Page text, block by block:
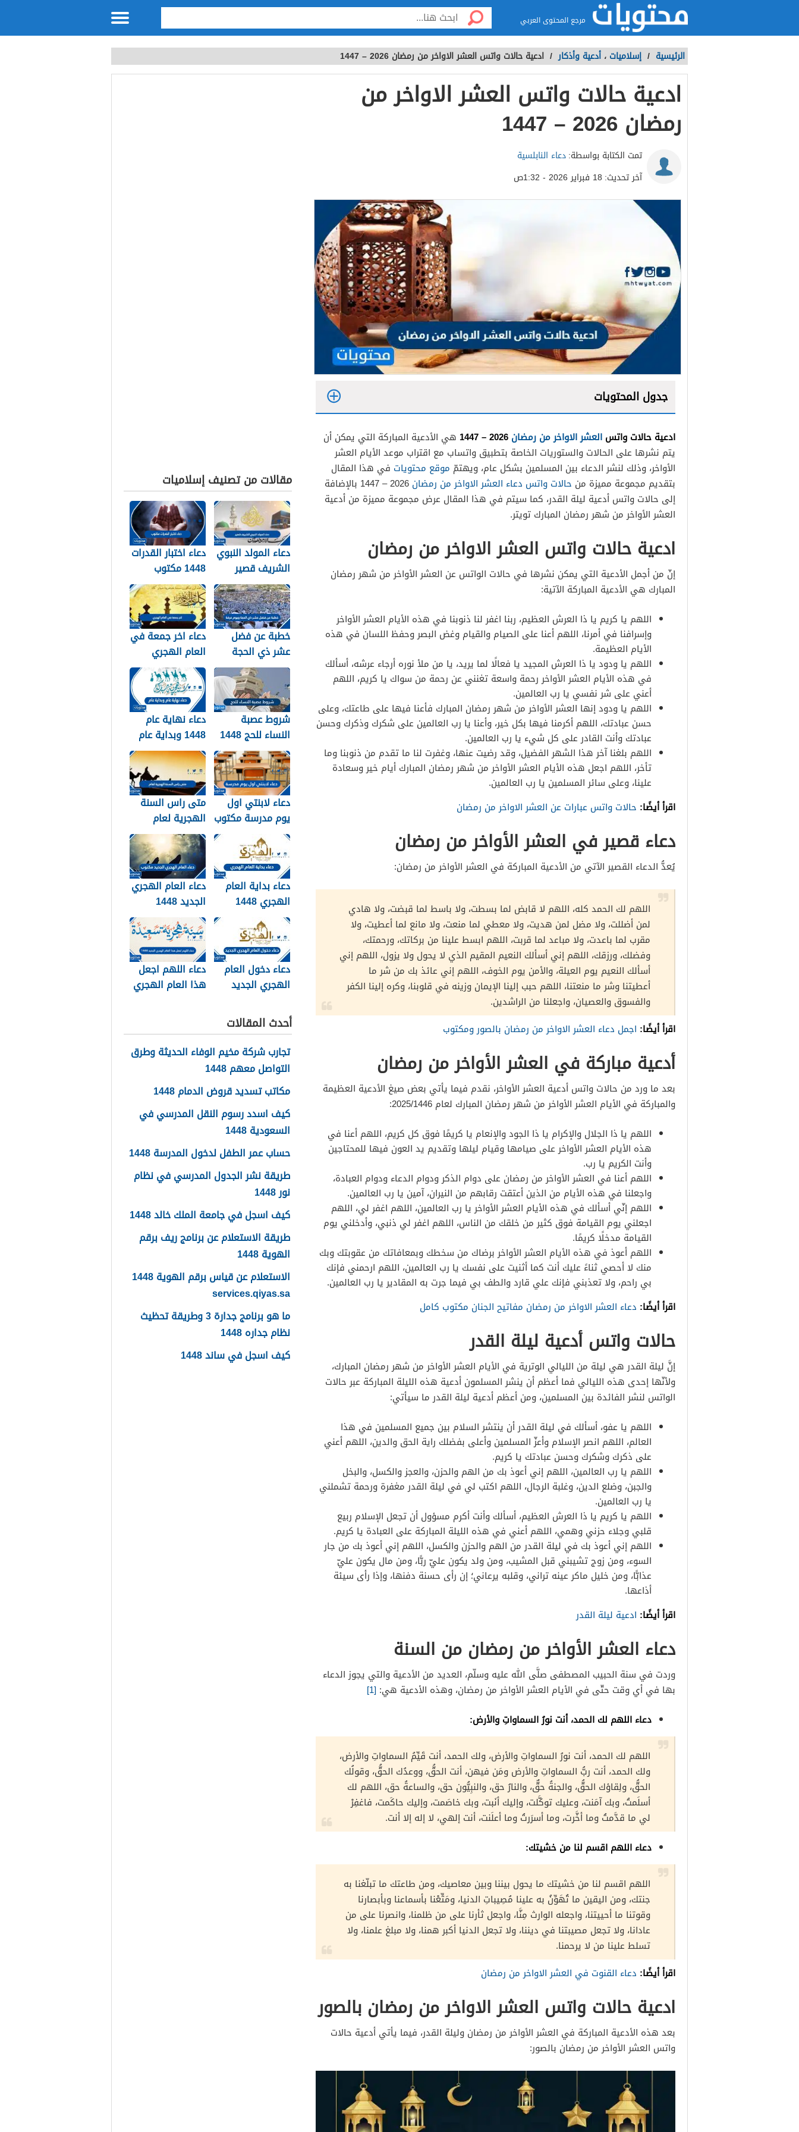
مرجع المحتوى العربي
الرئيسية / إسلاميات ، أدعية وأذكار / ادعية حالات واتس العشر الاواخر من رمضان 2026 – 1447
ادعية حالات واتس العشر الاواخر من
رمضان 2026 – 1447
تمت الكتابة بواسطة:دعاء النابلسية
آخر تحديث: 18 فبراير 2026 - 1:32ص
جدول المحتويات
ادعية حالات واتس العشر الاواخر من رمضان
هي الأدعية المباركة التي يمكن أن
يتم نشرها على الحالات والستوريات الخاصة بتطبيق واتساب مع اقتراب موعد الأيام العشر
الأواخر، وذلك لنشر الدعاء بين المسلمين بشكل عام، ويهتمّ موقع محتويات في هذا المقال
بتقديم مجموعة مميزة من حالات واتس دعاء العشر الاواخر من رمضان
2026 – 1447 بالإضافة
إلى حالات واتس أدعية ليلة القدر، كما سيتم في هذا المقال عرض مجموعة مميزة من أدعية
العشر الأواخر من شهر رمضان المبارك تويتر.
ادعية حالات واتس العشر الاواخر من رمضان
إنّ من أجمل الأدعية التي يمكن نشرها في حالات الواتس عن العشر الأواخر من شهر رمضان
المبارك هي الأدعية المباركة الآتية:
اللهم يا كريم يا ذا العرش العظيم، ربنا اغفر لنا ذنوبنا في هذه الأيام العشر الأواخر
وإسرافنا في أمرنا، اللهم أعنا على الصيام والقيام وغض البصر وحفظ اللسان في هذه
الأيام العظيمة.
اللهم يا ودود يا ذا العرش المجيد يا فعالًا لما يريد، يا من ملأ نوره أرجاء عرشه، أسألك
في هذه الأيام العشر الأواخر رحمة واسعة تغنني عن رحمة من سواك يا كريم، اللهم
أعني على شر نفسي يا رب العالمين.
اللهم يا ودود إنها العشر الأواخر من شهر رمضان المبارك فأعنا فيها على طاعتك، وعلى
حسن عبادتك، اللهم أكرمنا فيها بكل خير، وأعنا يا رب العالمين على شكرك وذكرك وحسن
عبادتك وأنت القادر على كل شيء يا رب العالمين.
اللهم بلغنا آخر هذا الشهر الفضيل، وقد رضيت عنها، وغفرت لنا ما تقدم من ذنوبنا وما
تأخر، اللهم اجعل هذه الأيام العشر الأواخر من شهر رمضان المبارك أيام خير وسعادة
علينا، وعلى سائر المسلمين يا رب العالمين.
اقرأ أيضًا: حالات واتس عبارات عن العشر الاواخر من رمضان
دعاء قصير في العشر الأواخر من رمضان
يُعدُّ الدعاء القصير الآتي من الأدعية المباركة في العشر الأواخر من رمضان:
اللهم لك الحمد كله، اللهم لا قابض لما بسطت، ولا باسط لما قبضت، ولا هادي
لمن أضللت، ولا مضل لمن هديت، ولا معطي لما منعت، ولا مانع لما أعطيت، ولا
مقرب لما باعدت، ولا مباعد لما قربت، اللهم ابسط علينا من بركاتك، ورحمتك،
وفضلك، ورزقك، اللهم إني أسألك النعيم المقيم الذي لا يحول ولا يزول، اللهم إني
أسألك النعيم يوم العيلة، والأمن يوم الخوف، اللهم إني عائذ بك من شر ما
أعطيتنا وشر ما منعتنا، اللهم حبب إلينا الإيمان وزينه في قلوبنا، وكره إلينا الكفر
والفسوق والعصيان، واجعلنا من الراشدين.
اقرأ أيضًا: اجمل دعاء العشر الاواخر من رمضان بالصور ومكتوب
أدعية مباركة في العشر الأواخر من رمضان
بعد ما ورد من حالات واتس أدعية العشر الأواخر، نقدم فيما يأتي بعض صيغ الأدعية العظيمة
والمباركة في الأيام العشر الأواخر من شهر رمضان المبارك لعام 2025/1446:
اللهم يا ذا الجلال والإكرام يا ذا الجود والإنعام يا كريمًا فوق كل كريم، اللهم أعنا في
هذه الأيام العشر الأواخر على صيامها وقيام ليلها وتقديم يد العون فيها للمحتاجين
وأنت الكريم يا رب.
اللهم أعنا في العشر الأواخر من رمضان على دوام الذكر ودوام الدعاء ودوام العبادة،
واجعلنا في هذه الأيام من الذين أعتقت رقابهم من النيران، آمين يا رب العالمين.
اللهم إنّي أسألك في هذه الأيام العشر الأواخر يا رب العالمين، اللهم اغفر لي، اللهم
اجعلني يوم القيامة فوق كثير من خلقك من الناس، اللهم اغفر لي ذنبي، وأدخلني يوم
القيامة مدخلًا كريمًا.
اللهم أعوذ في هذه الأيام العشر الأواخر برضاك من سخطك وبمعافاتك من عقوبتك وبك
منك لا أحصي ثناءً عليك أنت كما أثنيت على نفسك يا رب العالمين، اللهم ارحمني فإنك
بي راحم، ولا تعذبني فإنك علي قارد والطف بي فيما جرت به المقادير يا رب العالمين.
اقرأ أيضًا: دعاء العشر الاواخر من رمضان مفاتيح الجنان مكتوب كامل
حالات واتس أدعية ليلة القدر
إنَّ ليلة القدر هي ليلة من الليالي الوترية في الأيام العشر الأواخر من شهر رمضان المبارك،
ولأنّها إحدى هذه الليالي فما أعظم أن ينشر المسلمون أدعية هذه الليلة المباركة عبر حالات
الواتس لنشر الفائدة بين المسلمين، ومن أعظم أدعية ليلة القدر ما سيأتي:
اللهم يا عفو، أسألك في ليلة القدر أن ينتشر السلام بين جميع المسلمين في هذا
العالم، اللهم انصر الإسلام وأعزّ المسلمين وأعلى بفضلك راية الحق والدين، اللهم أعني
على ذكرك وشكرك وحسن عبادتك يا كريم.
اللهم يا رب العالمين، اللهم إني أعوذ بك من الهم والحزن، والعجز والكسل، والبخل
والجبن، وضلع الدين، وغلبة الرجال، اللهم اكتب لي في ليلة القدر مغفرة ورحمة تشملني
يا رب العالمين.
اللهم يا كريم يا ذا العرش العظيم، أسألك وأنت أكرم مسؤول أن تجعل الإسلام ربيع
قلبي وجلاء حزني وهمي، اللهم أعني في هذه الليلة المباركة على العبادة يا كريم.
اللهم إني أعوذ بك في ليلة القدر من الهم والحزن والكسل، اللهم إني أعوذ بك من جار
السوء، ومن زوج تشيبني قبل المشيب، ومن ولد يكون عليّ ربًّا، ومن مال يكون عليّ
عذابًّا، ومن خليل ماكر عينه تراني، وقلبه يرعاني؛ إن رأى حسنة دفنها، وإذا رأى سيئة
أذاعها.
اقرأ أيضًا: ادعية ليلة القدر
دعاء العشر الأواخر من رمضان من السنة
وردت في سنة الحبيب المصطفى صلَّى الله عليه وسلّم، العديد من الأدعية والتي يجوز الدعاء
بها في أي وقت حتّى في الأيام العشر الأواخر من رمضان، وهذه الأدعية هي: [1]
دعاء اللهم لك الحمد، أنت نورُ السماواتِ والأرض:
اللهم لك الحمد، أنت نورُ السماواتِ والأرض، ولك الحمد، أنت قَيِّمُ السماواتِ والأرض،
ولك الحمد، أنت ربُّ السماواتِ والأرض ومَن فيهن، أنت الحقُّ، ووعدُك الحقُّ، وقولُك
الحقُّ، ولِقاؤك الحقُّ، والجنةُ حقٌّ، والنارُ حق، والنبِيُّون حق، والساعةُ حق، اللهم لك
أسلَمتُ، وبك آمَنت، وعليك توكَّلت، وإليك أنَبت، وبك خاصَمت، وإليك حاكَمت، فاغفِرْ
لي ما قدَّمتُ وما أخَّرت، وما أسرَرتُ وما أعلَنت، أنت إلهي، لا إله إلا أنت.
دعاء اللهم اقسم لنا من خشيتك:
اللهم اقسم لنا من خشيتك ما يحول بيننا وبين معاصيك، ومن طاعتك ما تبلّغنا به
جنتك، ومن اليقين ما تُهَوِّنُ به علينا مُصِيباتِ الدنيا، ومَتِّعْنا بأسماعنا وبأبصارنا
وقوتنا ما أحييتنا، واجعله الوارث مِنَّا، واجعل ثأرنا على من ظلمنا، وانصرنا على من
عادانا، ولا تجعل مصيبتنا في ديننا، ولا تجعل الدنيا أكبر همنا، ولا مبلغ علمنا، ولا
تسلط علينا من لا يرحمنا.
اقرأ أيضًا: دعاء القنوت في العشر الاواخر من رمضان
ادعية حالات واتس العشر الاواخر من رمضان بالصور
بعد هذه الأدعية المباركة في العشر الأواخر من رمضان وليلة القدر، فيما يأتي أدعية حالات
واتس العشر الأواخر من رمضان بالصور:
مقالات من تصنيف إسلاميات
دعاء المولد النبوي
الشريف قصير
2026 مكتوب
دعاء اختبار القدرات
1448 مكتوب
خطبة عن فضل
عشر ذي الحجة
ويوم عرفة 1448 /
2026
دعاء اخر جمعة في
العام الهجري
1447 ودخول العام
الجديد 1448
شروط عصبة
النساء للحج 1448
دعاء نهاية عام
1448 وبداية عام
1449
دعاء لابنتي اول
يوم مدرسة مكتوب
وبالصور 2026
متى راس السنة
الهجرية لعام
2026
دعاء بداية العام
الهجري 1448
مكتوب وبالصور
2026
دعاء العام الهجري
الجديد 1448
مكتوب
دعاء دخول العام
الهجري الجديد
دعاء اللهم اجعل
هذا العام الهجري
أحدث المقالات
تجارب شركة مخيم الوفاء الحديثة وطرق
التواصل معهم 1448
مكاتب تسديد قروض الدمام 1448
كيف اسدد رسوم النقل المدرسي في
السعودية 1448
حساب عمر الطفل لدخول المدرسة 1448
طريقة نشر الجدول المدرسي في نظام
نور 1448
كيف اسجل في جامعة الملك خالد 1448
طريقة الاستعلام عن برنامج ريف برقم
الهوية 1448
الاستعلام عن قياس برقم الهوية 1448
services.qiyas.sa
ما هو برنامج جدارة 3 وطريقة تحظيث
نظام جداره 1448
كيف اسجل في ساند 1448